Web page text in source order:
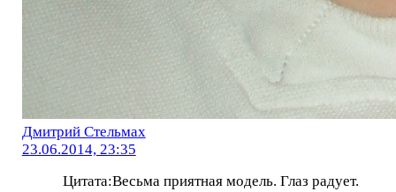
Дмитрий Стельмах
23.06.2014, 23:35
Цитата:Весьма приятная модель. Глаз радует.